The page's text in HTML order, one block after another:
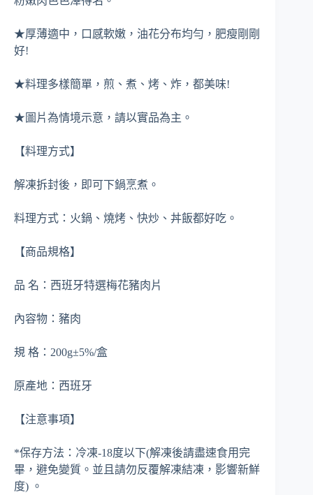
★厚薄適中，口感軟嫩，油花分布均勻，肥瘦剛剛
好!
★料理多樣簡單，煎、煮、烤、炸，都美味!
★圖片為情境示意，請以實品為主。
【料理方式】
解凍拆封後，即可下鍋烹煮。
料理方式：火鍋、燒烤、快炒、丼飯都好吃。
【商品規格】
品 名：西班牙特選梅花豬肉片
內容物：豬肉
規 格：200g±5%/盒
原產地：西班牙
【注意事項】
*保存方法：冷凍-18度以下(解凍後請盡速食用完
畢，避免變質。並且請勿反覆解凍結凍，影響新鮮
度) 。